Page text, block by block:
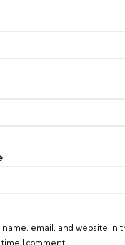
name, email, and website in
I comment.